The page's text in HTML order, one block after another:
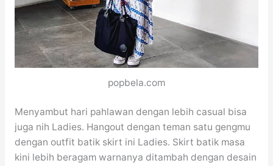
popbela.com
Menyambut hari pahlawan dengan lebih casual bisa
juga nih Ladies. Hangout dengan teman satu gengmu
dengan outfit batik skirt ini Ladies. Skirt batik masa
kini lebih beragam warnanya ditambah dengan desain